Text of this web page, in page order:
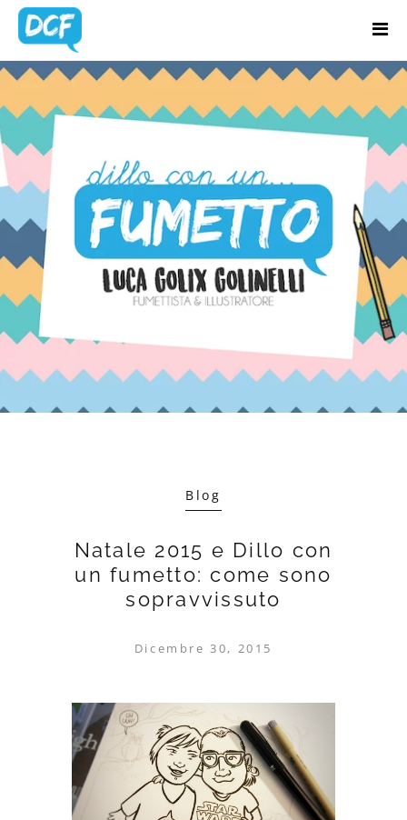
Home
Chi Sono
Regali Creativi
Lavora con me
Portfolio
Blog
Contatti
Blog
Natale 2015 e Dillo con
un fumetto: come sono
sopravvissuto
Dicembre 30, 2015